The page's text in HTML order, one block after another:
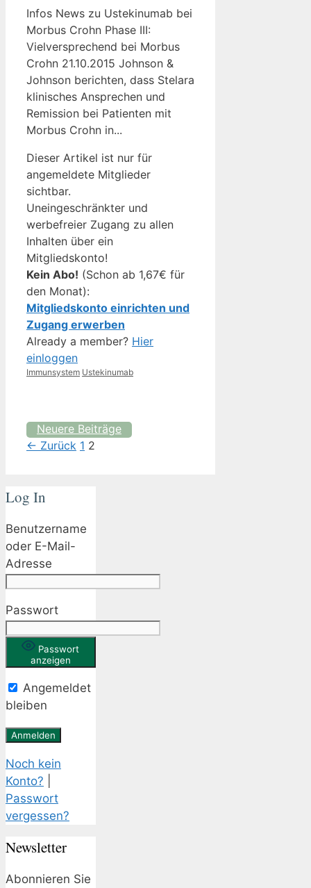
Infos News zu Ustekinumab bei
Morbus Crohn Phase III:
Vielversprechend bei Morbus
Crohn 21.10.2015 Johnson &
Johnson berichten, dass Stelara
klinisches Ansprechen und
Remission bei Patienten mit
Morbus Crohn in...
Dieser Artikel ist nur für
angemeldete Mitglieder
sichtbar.
Uneingeschränkter und
werbefreier Zugang zu allen
Inhalten über ein
Mitgliedskonto!
Kein Abo! (Schon ab 1,67€ für
den Monat):
Mitgliedskonto einrichten und
Zugang erwerben
Already a member? Hier
einloggen
Kategorien
Immunsystem Schlagwörter
Ustekinumab
Neuere Beiträge
← Zurück Seite
1 Seite
2
Log In
Benutzername
oder E-Mail-
Adresse
Passwort
Passwort
anzeigen
Angemeldet
bleiben
Noch kein
Konto?
Passwort
vergessen?
Newsletter
Abonnieren Sie